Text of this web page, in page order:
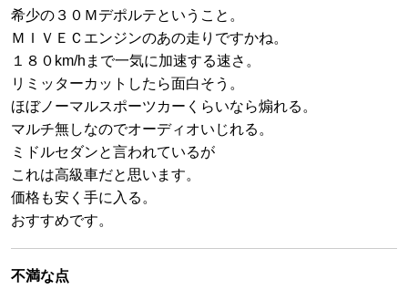
希少の３０Ｍデポルテということ。
ＭＩＶＥＣエンジンのあの走りですかね。
１８０km/hまで一気に加速する速さ。
リミッターカットしたら面白そう。
ほぼノーマルスポーツカーくらいなら煽れる。
マルチ無しなのでオーディオいじれる。
ミドルセダンと言われているが
これは高級車だと思います。
価格も安く手に入る。
おすすめです。
不満な点